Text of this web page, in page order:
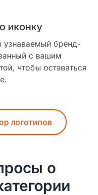
иконку
узнаваемый бренд-
с вашим
чтобы оставаться
логотипов
о